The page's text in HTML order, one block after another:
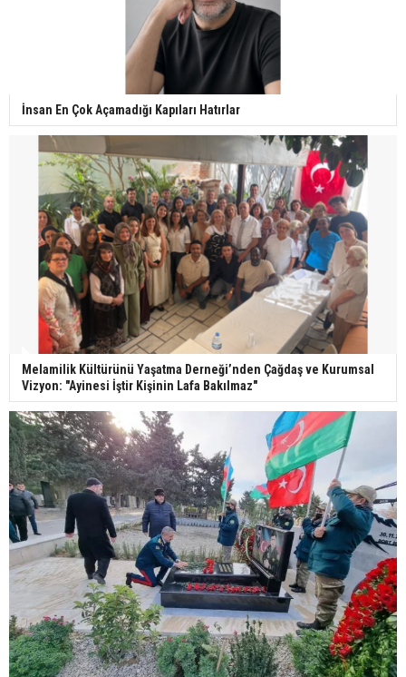
İnsan En Çok Açamadığı Kapıları Hatırlar
Melamilik Kültürünü Yaşatma Derneği’nden Çağdaş ve Kurumsal
Vizyon: "Ayinesi İştir Kişinin Lafa Bakılmaz"